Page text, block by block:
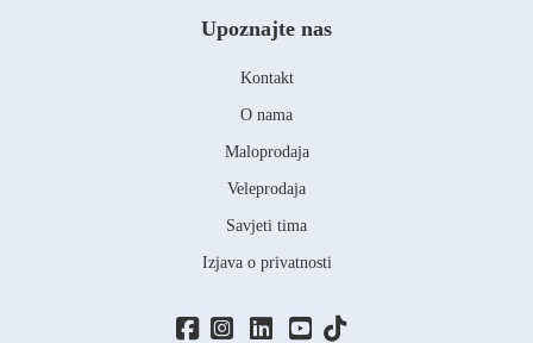
Upoznajte nas
Kontakt
O nama
Maloprodaja
Veleprodaja
Savjeti tima
Izjava o privatnosti